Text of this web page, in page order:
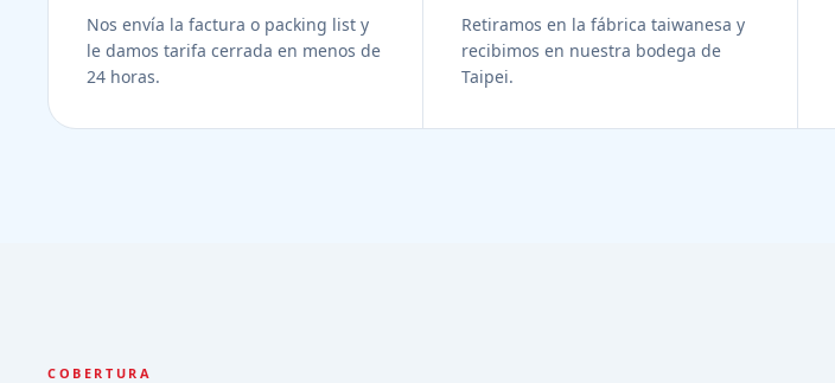
Nos envía la factura o packing list y
le damos tarifa cerrada en menos de
24 horas.
Retiramos en la fábrica taiwanesa y
recibimos en nuestra bodega de
Taipei.
COBERTURA